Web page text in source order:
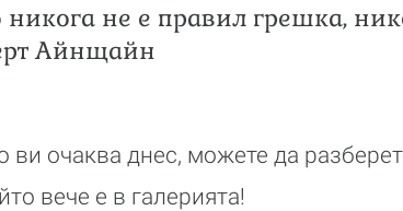
никога не е правил грешка,
Айнщайн
ви очаква днес, можете да
вече е в галерията!